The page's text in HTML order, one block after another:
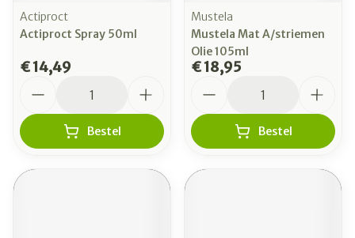
Actiproct
Actiproct Spray 50ml
€ 14,49
Bestel
Mustela
Mustela Mat A/striemen
Olie 105ml
€ 18,95
Bestel